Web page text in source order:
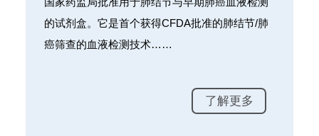
的试剂盒。它是首个获得CFDA批准的肺结节/肺
癌筛查的血液检测技术……
了解更多